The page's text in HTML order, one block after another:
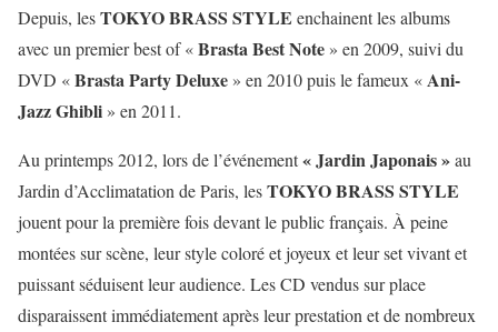
Depuis, lesTOKYO BRASS STYLE enchainent les albums
avec un premier best of «Brasta Best Note » en 2009, suivi du
DVD «Brasta Party Deluxe » en 2010 puis le fameux «Ani-
Jazz Ghibli » en 2011.
Au printemps 2012, lors de l’événement« Jardin Japonais »au
Jardin d’Acclimatation de Paris, lesTOKYO BRASS STYLE
jouent pour la première fois devant le public français. À peine
montées sur scène, leur style coloré et joyeux et leur set vivant et
puissant séduisent leur audience. Les CD vendus sur place
disparaissent immédiatement après leur prestation et de nombreux